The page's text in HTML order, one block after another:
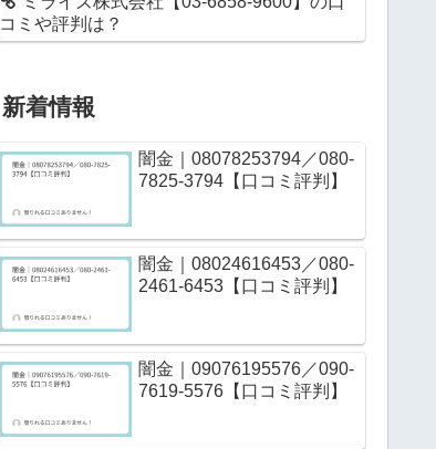
コミや評判は？
新着情報
闇金｜08078253794／080-
7825-3794【口コミ評判】
闇金｜08024616453／080-
2461-6453【口コミ評判】
闇金｜09076195576／090-
7619-5576【口コミ評判】